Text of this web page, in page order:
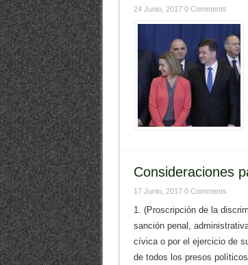
24 Junio, 2017 0 Comments
Consideraciones
17 Junio, 2017 0 Comments
1. (Proscripción de la
sanción penal,
cívica o por el ejercicio de
de todos los presos